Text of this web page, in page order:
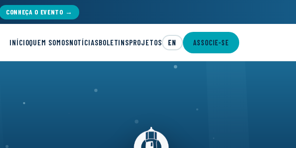
CONHEÇA O EVENTO →
INÍCIOQUEM SOMOSNOTÍCIASBOLETINSPROJETOS EN ASSOCIE-SE